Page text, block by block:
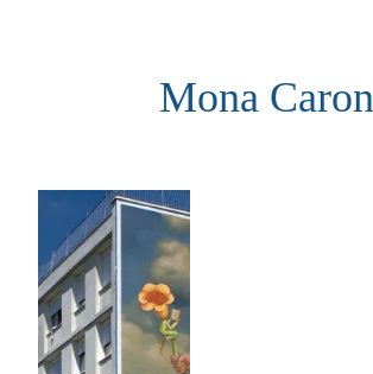
Mona Caron